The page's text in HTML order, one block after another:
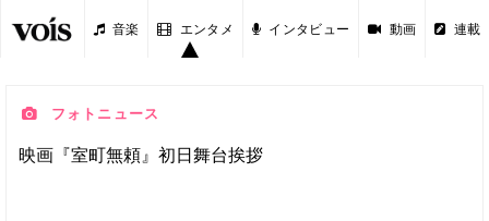
音楽 エンタメ インタビュー 動画 連載
フォトニュース
映画『室町無頼』初日舞台挨拶